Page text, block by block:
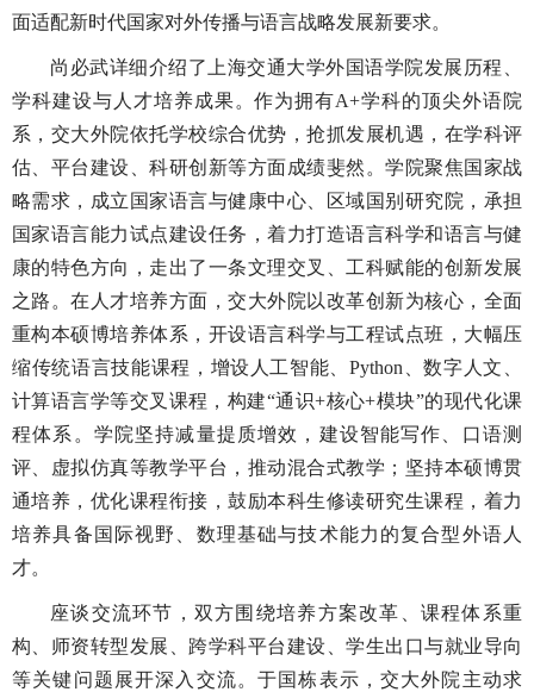
面适配新时代国家对外传播与语言战略发展新要求。
尚必武详细介绍了上海交通大学外国语学院发展历程、
学科建设与人才培养成果。作为拥有A+学科的顶尖外语院
系，交大外院依托学校综合优势，抢抓发展机遇，在学科评
估、平台建设、科研创新等方面成绩斐然。学院聚焦国家战
略需求，成立国家语言与健康中心、区域国别研究院，承担
国家语言能力试点建设任务，着力打造语言科学和语言与健
康的特色方向，走出了一条文理交叉、工科赋能的创新发展
之路。在人才培养方面，交大外院以改革创新为核心，全面
重构本硕博培养体系，开设语言科学与工程试点班，大幅压
缩传统语言技能课程，增设人工智能、Python、数字人文、
计算语言学等交叉课程，构建“通识+核心+模块”的现代化课
程体系。学院坚持减量提质增效，建设智能写作、口语测
评、虚拟仿真等教学平台，推动混合式教学；坚持本硕博贯
通培养，优化课程衔接，鼓励本科生修读研究生课程，着力
培养具备国际视野、数理基础与技术能力的复合型外语人
才。
座谈交流环节，双方围绕培养方案改革、课程体系重
构、师资转型发展、跨学科平台建设、学生出口与就业导向
等关键问题展开深入交流。于国栋表示，交大外院主动求